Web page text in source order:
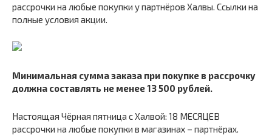
рассрочки на любые покупки у партнёров Халвы. Ссылки на
полные условия акции.
Минимальная сумма заказа при покупке в рассрочку
должна составлять не менее 13 500 рублей.
Настоящая Чёрная пятница с Халвой: 18 МЕСЯЦЕВ
рассрочки на любые покупки в магазинах – партнёрах.